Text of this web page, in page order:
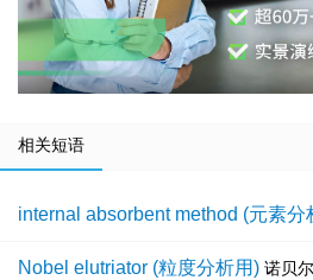
相关短语
internal absorbent method (元素分
Nobel elutriator (粒度分析用) 诺贝